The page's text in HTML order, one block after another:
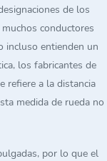
de los
conductores
incluso entienden un
los fabricantes de
refiere a la distancia
medida de rueda no
por lo que el